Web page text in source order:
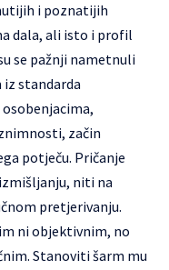
i poznatijih
dala, ali isto i profil
se pažnji nametnuli
standarda
začin
potječu. Pričanje
niti na
pretjerivanju.
ni objektivnim, no
Stanoviti šarm mu